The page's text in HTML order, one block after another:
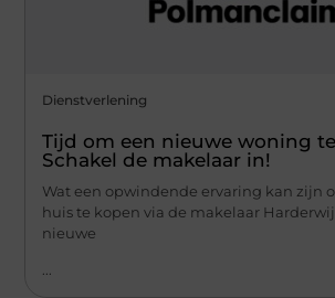
Dienstverlening
Tijd om een nieuwe woning
Schakel de makelaar in!
Wat een opwindende ervaring kan zijn
huis te kopen via de makelaar
nieuwe